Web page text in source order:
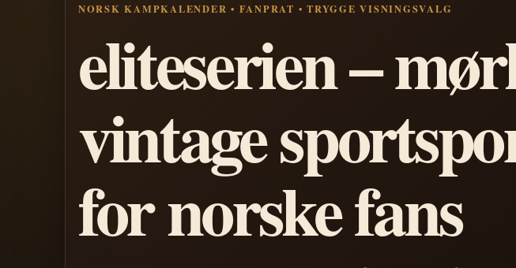
NORSK KAMPKALENDER • FANPRAT • TRYGGE VISNINGSVALG
eliteserien –
vintage
for norske fans